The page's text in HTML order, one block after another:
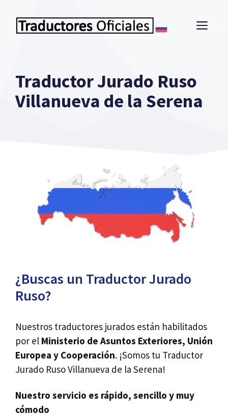
contenido
Traductor Jurado Ruso
Villanueva de la Serena
¿Buscas un Traductor Jurado
Ruso?
Nuestros traductores jurados están habilitados
por el Ministerio de Asuntos Exteriores, Unión
Europea y Cooperación. ¡Somos tu Traductor
Jurado Ruso Villanueva de la Serena!
Nuestro servicio es rápido, sencillo y muy
cómodo